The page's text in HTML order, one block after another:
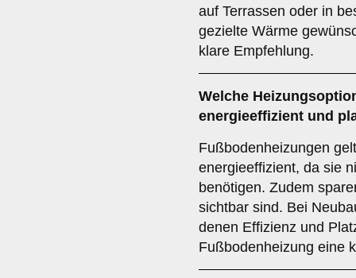
auf Terrassen oder in
gezielte Wärme
klare Empfehlung.
Welche
energieeffizient und
Fußbodenheizungen
energieeffizient, da sie
benötigen. Zudem
sichtbar sind. Bei
denen Effizienz und
Fußbodenheizung eine